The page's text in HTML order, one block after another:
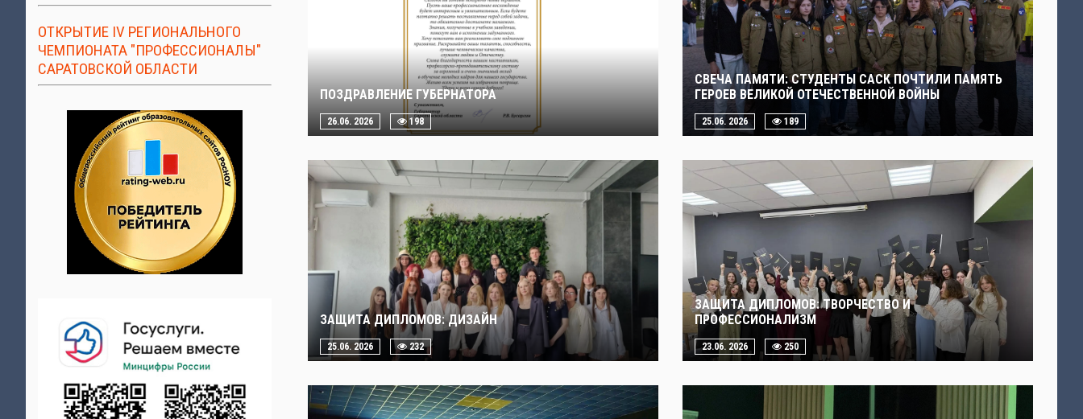
ОТКРЫТИЕ IV РЕГИОНАЛЬНОГО
ЧЕМПИОНАТА "ПРОФЕССИОНАЛЫ"
САРАТОВСКОЙ ОБЛАСТИ
ПОЗДРАВЛЕНИЕ ГУБЕРНАТОРА
26.06. 2026 198
СВЕЧА ПАМЯТИ: СТУДЕНТЫ САСК ПОЧТИЛИ ПАМЯТЬ
ГЕРОЕВ ВЕЛИКОЙ ОТЕЧЕСТВЕННОЙ ВОЙНЫ
25.06. 2026 189
ЗАЩИТА ДИПЛОМОВ: ДИЗАЙН
25.06. 2026 232
ЗАЩИТА ДИПЛОМОВ: ТВОРЧЕСТВО И
ПРОФЕССИОНАЛИЗМ
23.06. 2026 250